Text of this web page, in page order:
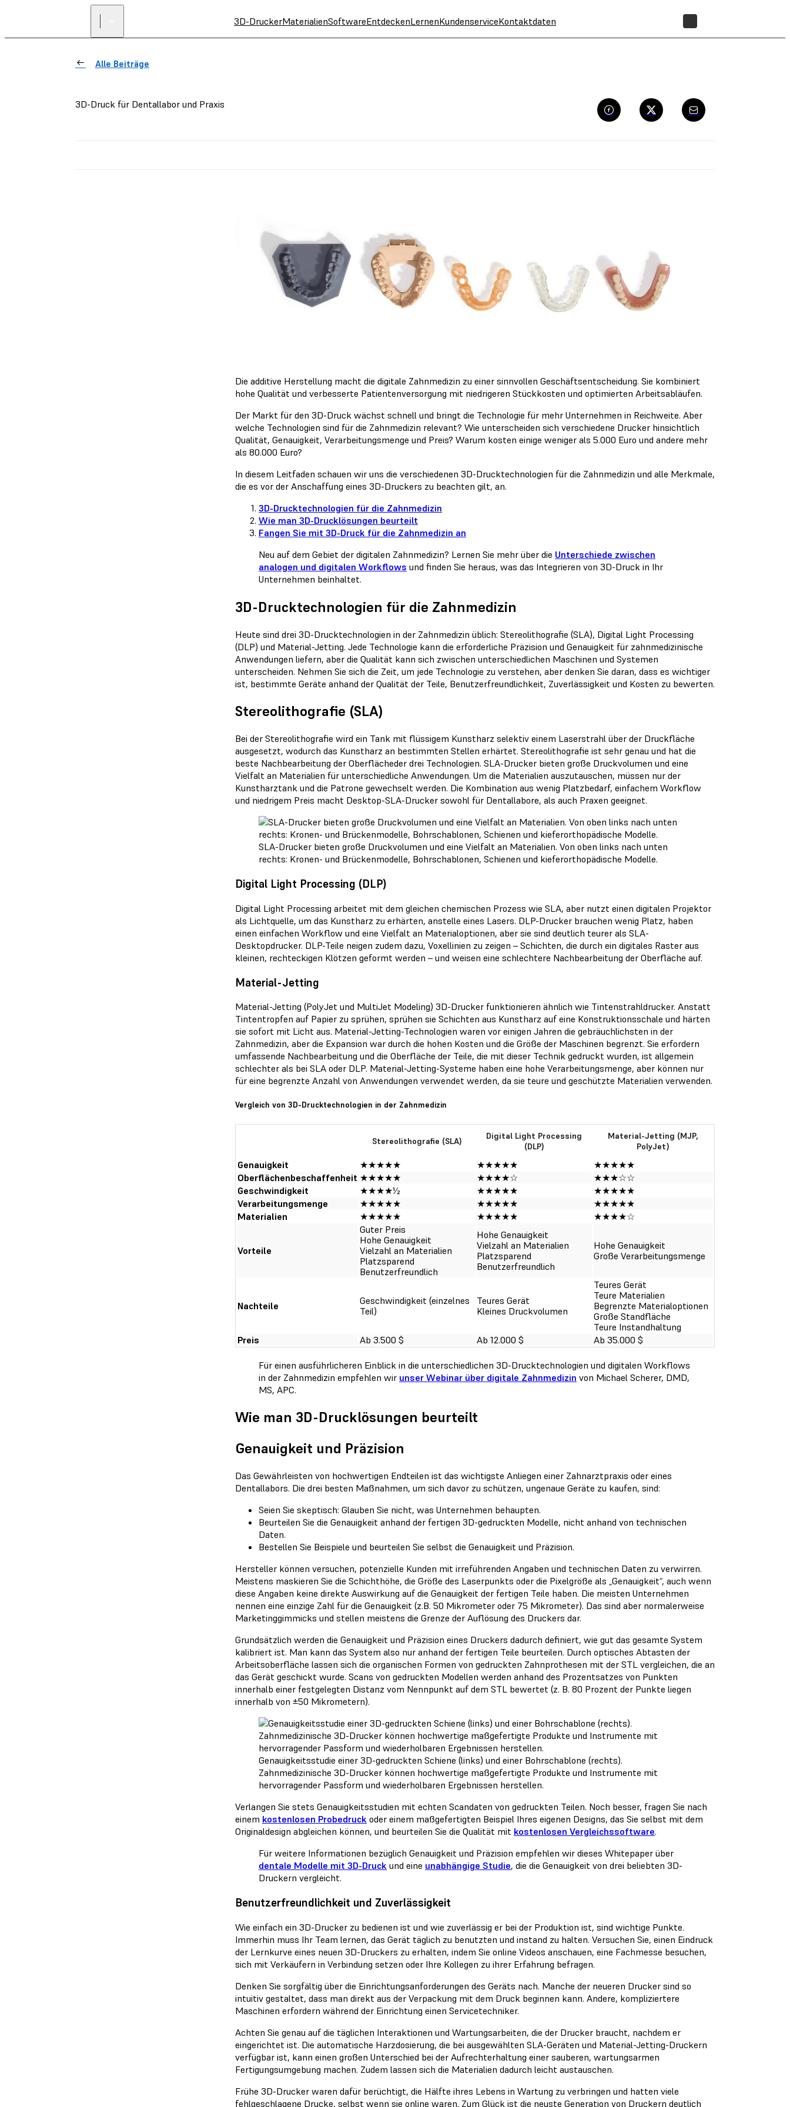
3D-DruckerMaterialienSoftwareEntdeckenLernenKundenserviceKontaktdaten
Alle Beiträge
3D-Druck für Dentallabor und Praxis
Die additive Herstellung macht die digitale Zahnmedizin zu einer sinnvollen Geschäftsentscheidung. Sie kombiniert
hohe Qualität und verbesserte Patientenversorgung mit niedrigeren Stückkosten und optimierten Arbeitsabläufen.
Der Markt für den 3D-Druck wächst schnell und bringt die Technologie für mehr Unternehmen in Reichweite. Aber
welche Technologien sind für die Zahnmedizin relevant? Wie unterscheiden sich verschiedene Drucker hinsichtlich
Qualität, Genauigkeit, Verarbeitungsmenge und Preis? Warum kosten einige weniger als 5.000 Euro und andere mehr
als 80.000 Euro?
In diesem Leitfaden schauen wir uns die verschiedenen 3D-Drucktechnologien für die Zahnmedizin und alle Merkmale,
die es vor der Anschaffung eines 3D-Druckers zu beachten gilt, an.
3D-Drucktechnologien für die Zahnmedizin
Wie man 3D-Drucklösungen beurteilt
Fangen Sie mit 3D-Druck für die Zahnmedizin an
Neu auf dem Gebiet der digitalen Zahnmedizin? Lernen Sie mehr über die Unterschiede zwischen
analogen und digitalen Workflows und finden Sie heraus, was das Integrieren von 3D-Druck in Ihr
Unternehmen beinhaltet.
3D-Drucktechnologien für die Zahnmedizin
Heute sind drei 3D-Drucktechnologien in der Zahnmedizin üblich: Stereolithografie (SLA), Digital Light Processing
(DLP) und Material-Jetting. Jede Technologie kann die erforderliche Präzision und Genauigkeit für zahnmedizinische
Anwendungen liefern, aber die Qualität kann sich zwischen unterschiedlichen Maschinen und Systemen
unterscheiden. Nehmen Sie sich die Zeit, um jede Technologie zu verstehen, aber denken Sie daran, dass es wichtiger
ist, bestimmte Geräte anhand der Qualität der Teile, Benutzerfreundlichkeit, Zuverlässigkeit und Kosten zu bewerten.
Stereolithografie (SLA)
Bei der Stereolithografie wird ein Tank mit flüssigem Kunstharz selektiv einem Laserstrahl über der Druckfläche
ausgesetzt, wodurch das Kunstharz an bestimmten Stellen erhärtet. Stereolithografie ist sehr genau und hat die
beste Nachbearbeitung der Oberflächeder drei Technologien. SLA-Drucker bieten große Druckvolumen und eine
Vielfalt an Materialien für unterschiedliche Anwendungen. Um die Materialien auszutauschen, müssen nur der
Kunstharztank und die Patrone gewechselt werden. Die Kombination aus wenig Platzbedarf, einfachem Workflow
und niedrigem Preis macht Desktop-SLA-Drucker sowohl für Dentallabore, als auch Praxen geeignet.
SLA-Drucker bieten große Druckvolumen und eine Vielfalt an Materialien. Von oben links nach unten
rechts: Kronen- und Brückenmodelle, Bohrschablonen, Schienen und kieferorthopädische Modelle.
Digital Light Processing (DLP)
Digital Light Processing arbeitet mit dem gleichen chemischen Prozess wie SLA, aber nutzt einen digitalen Projektor
als Lichtquelle, um das Kunstharz zu erhärten, anstelle eines Lasers. DLP-Drucker brauchen wenig Platz, haben
einen einfachen Workflow und eine Vielfalt an Materialoptionen, aber sie sind deutlich teurer als SLA-
Desktopdrucker. DLP-Teile neigen zudem dazu, Voxellinien zu zeigen – Schichten, die durch ein digitales Raster aus
kleinen, rechteckigen Klötzen geformt werden – und weisen eine schlechtere Nachbearbeitung der Oberfläche auf.
Material-Jetting
Material-Jetting (PolyJet und MultiJet Modeling) 3D-Drucker funktionieren ähnlich wie Tintenstrahldrucker. Anstatt
Tintentropfen auf Papier zu sprühen, sprühen sie Schichten aus Kunstharz auf eine Konstruktionsschale und härten
sie sofort mit Licht aus. Material-Jetting-Technologien waren vor einigen Jahren die gebräuchlichsten in der
Zahnmedizin, aber die Expansion war durch die hohen Kosten und die Größe der Maschinen begrenzt. Sie erfordern
umfassende Nachbearbeitung und die Oberfläche der Teile, die mit dieser Technik gedruckt wurden, ist allgemein
schlechter als bei SLA oder DLP. Material-Jetting-Systeme haben eine hohe Verarbeitungsmenge, aber können nur
für eine begrenzte Anzahl von Anwendungen verwendet werden, da sie teure und geschützte Materialien verwenden.
Vergleich von 3D-Drucktechnologien in der Zahnmedizin
Stereolithografie (SLA)
Digital Light Processing
(DLP)
Material-Jetting (MJP,
PolyJet)
Genauigkeit ★★★★★ ★★★★★
★★★★★
Oberflächenbeschaffenheit ★★★★★ ★★★★☆
★★★☆☆
Geschwindigkeit
★★★★½ ★★★★★
★★★★★
Verarbeitungsmenge
★★★★★ ★★★★★
★★★★★
Materialien
★★★★★ ★★★★★ ★★★★☆
Vorteile
Guter Preis
Hohe Genauigkeit
Vielzahl an Materialien
Platzsparend
Benutzerfreundlich
Hohe Genauigkeit
Vielzahl an Materialien
Platzsparend
Benutzerfreundlich
Hohe Genauigkeit
Große Verarbeitungsmenge
Nachteile
Geschwindigkeit (einzelnes
Teil)
Teures Gerät
Kleines Druckvolumen
Teures Gerät
Teure Materialien
Begrenzte Materialoptionen
Große Standfläche
Teure Instandhaltung
Preis
Ab 3.500 $ Ab 12.000 $ Ab 35.000 $
Für einen ausführlicheren Einblick in die unterschiedlichen 3D-Drucktechnologien und digitalen Workflows
in der Zahnmedizin empfehlen wir unser Webinar über digitale Zahnmedizin von Michael Scherer, DMD,
MS, APC.
Wie man 3D-Drucklösungen beurteilt
Genauigkeit und Präzision
Das Gewährleisten von hochwertigen Endteilen ist das wichtigste Anliegen einer Zahnarztpraxis oder eines
Dentallabors. Die drei besten Maßnahmen, um sich davor zu schützen, ungenaue Geräte zu kaufen, sind:
Seien Sie skeptisch: Glauben Sie nicht, was Unternehmen behaupten.
Beurteilen Sie die Genauigkeit anhand der fertigen 3D-gedruckten Modelle, nicht anhand von technischen
Daten.
Bestellen Sie Beispiele und beurteilen Sie selbst die Genauigkeit und Präzision.
Hersteller können versuchen, potenzielle Kunden mit irreführenden Angaben und technischen Daten zu verwirren.
Meistens maskieren Sie die Schichthöhe, die Größe des Laserpunkts oder die Pixelgröße als „Genauigkeit“, auch wenn
diese Angaben keine direkte Auswirkung auf die Genauigkeit der fertigen Teile haben. Die meisten Unternehmen
nennen eine einzige Zahl für die Genauigkeit (z.B. 50 Mikrometer oder 75 Mikrometer). Das sind aber normalerweise
Marketinggimmicks und stellen meistens die Grenze der Auflösung des Druckers dar.
Grundsätzlich werden die Genauigkeit und Präzision eines Druckers dadurch definiert, wie gut das gesamte System
kalibriert ist. Man kann das System also nur anhand der fertigen Teile beurteilen. Durch optisches Abtasten der
Arbeitsoberfläche lassen sich die organischen Formen von gedruckten Zahnprothesen mit der STL vergleichen, die an
das Gerät geschickt wurde. Scans von gedruckten Modellen werden anhand des Prozentsatzes von Punkten
innerhalb einer festgelegten Distanz vom Nennpunkt auf dem STL bewertet (z. B. 80 Prozent der Punkte liegen
innerhalb von ±50 Mikrometern).
Genauigkeitsstudie einer 3D-gedruckten Schiene (links) und einer Bohrschablone (rechts).
Zahnmedizinische 3D-Drucker können hochwertige maßgefertigte Produkte und Instrumente mit
hervorragender Passform und wiederholbaren Ergebnissen herstellen.
Verlangen Sie stets Genauigkeitsstudien mit echten Scandaten von gedruckten Teilen. Noch besser, fragen Sie nach
einem kostenlosen Probedruck oder einem maßgefertigten Beispiel Ihres eigenen Designs, das Sie selbst mit dem
Originaldesign abgleichen können, und beurteilen Sie die Qualität mit kostenlosen Vergleichssoftware.
Für weitere Informationen bezüglich Genauigkeit und Präzision empfehlen wir dieses Whitepaper über
dentale Modelle mit 3D-Druck und eine unabhängige Studie, die die Genauigkeit von drei beliebten 3D-
Druckern vergleicht.
Benutzerfreundlichkeit und Zuverlässigkeit
Wie einfach ein 3D-Drucker zu bedienen ist und wie zuverlässig er bei der Produktion ist, sind wichtige Punkte.
Immerhin muss Ihr Team lernen, das Gerät täglich zu benutzten und instand zu halten. Versuchen Sie, einen Eindruck
der Lernkurve eines neuen 3D-Druckers zu erhalten, indem Sie online Videos anschauen, eine Fachmesse besuchen,
sich mit Verkäufern in Verbindung setzen oder Ihre Kollegen zu ihrer Erfahrung befragen.
Denken Sie sorgfältig über die Einrichtungsanforderungen des Geräts nach. Manche der neueren Drucker sind so
intuitiv gestaltet, dass man direkt aus der Verpackung mit dem Druck beginnen kann. Andere, kompliziertere
Maschinen erfordern während der Einrichtung einen Servicetechniker.
Achten Sie genau auf die täglichen Interaktionen und Wartungsarbeiten, die der Drucker braucht, nachdem er
eingerichtet ist. Die automatische Harzdosierung, die bei ausgewählten SLA-Geräten und Material-Jetting-Druckern
verfügbar ist, kann einen großen Unterschied bei der Aufrechterhaltung einer sauberen, wartungsarmen
Fertigungsumgebung machen. Zudem lassen sich die Materialien dadurch leicht austauschen.
Frühe 3D-Drucker waren dafür berüchtigt, die Hälfte ihres Lebens in Wartung zu verbringen und hatten viele
fehlgeschlagene Drucke, selbst wenn sie online waren. Zum Glück ist die neuste Generation von Druckern deutlich